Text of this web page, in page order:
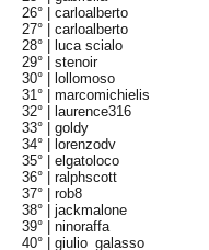
26° |carloalberto
27° |carloalberto
28° |
luca scialo
29° |stenoir
30° |
lollomoso
31° |marcomichielis
32° |
laurence316
33° |goldy
34° |
lorenzodv
35° |elgatoloco
36° |ralphscott
37° |rob8
38° |jackmalone
39° |ninoraffa
40° |giulio_galasso